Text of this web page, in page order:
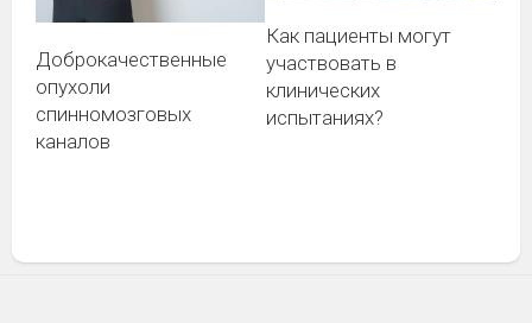
Доброкачественные
опухоли
спинномозговых
каналов
Как пациенты могут
участвовать в
клинических
испытаниях?